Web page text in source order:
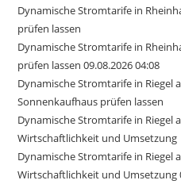
Dynamische Stromtarife in
prüfen lassen
Dynamische Stromtarife in
prüfen lassen 09.08.2026 04:08
Dynamische Stromtarife in Riegel
Sonnenkaufhaus prüfen lassen
Dynamische Stromtarife in Riegel
Wirtschaftlichkeit und Umsetzung
Dynamische Stromtarife in Riegel
Wirtschaftlichkeit und Umsetzung